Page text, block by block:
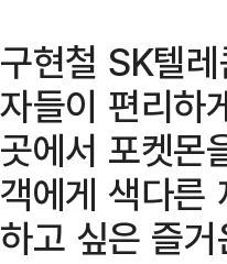
구현철 SK텔
자들이 편리하
곳에서 포켓몬
객에게 색다른
하고 싶은 즐